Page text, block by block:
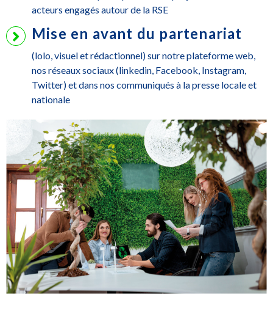
acteurs engagés autour de la RSE
Mise en avant du partenariat
(lolo, visuel et rédactionnel) sur notre plateforme web,
nos réseaux sociaux (linkedin, Facebook, Instagram,
Twitter) et dans nos communiqués à la presse locale et
nationale